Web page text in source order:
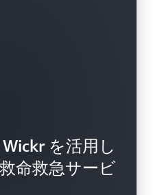
を活用し
命救急サービ